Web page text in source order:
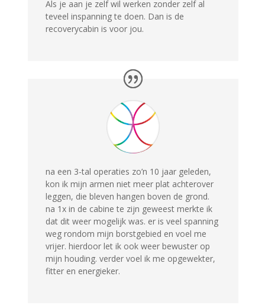
Als je aan je zelf wil werken zonder zelf al
teveel inspanning te doen. Dan is de
recoverycabin is voor jou.
na een 3-tal operaties zo’n 10 jaar geleden,
kon ik mijn armen niet meer plat achterover
leggen, die bleven hangen boven de grond.
na 1x in de cabine te zijn geweest merkte ik
dat dit weer mogelijk was. er is veel spanning
weg rondom mijn borstgebied en voel me
vrijer. hierdoor let ik ook weer bewuster op
mijn houding. verder voel ik me opgewekter,
fitter en energieker.